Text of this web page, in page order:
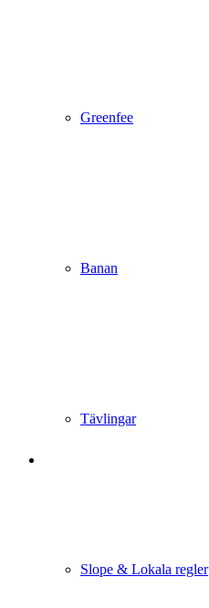
Greenfee
Banan
Tävlingar
Slope & Lokala regler